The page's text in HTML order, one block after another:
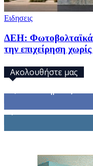
Ειδησεις
ΔΕΗ: Φωτοβολταϊκά
την επιχείρηση
Ακολουθήστε μας